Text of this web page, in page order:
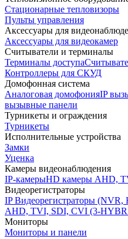
Стационарные тепловизоры
Пульты управления
Аксессуары для
Аксессуары для видеокамер
Считыватели и терминалы
Терминалы доступа
Контроллеры для СКУД
Домофонная система
Аналоговая домофонияIP
вызывные панели
Турникеты и ограждения
Турникеты
Исполнительные устройства
Замки
Уценка
Камеры видеонаблюдения
IP-камерыHD камеры AHD,
Видеорегистраторы
IP Видеорегистраторы
AHD, TVI, SDI, CVI (3-
Мониторы
Мониторы и панели